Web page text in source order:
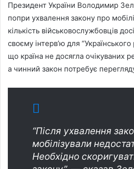
Президент України Володимир
попри ухвалення закону про
кількість військовослужбовців
своєму інтерв’ю для “Українського
що країна не досягла очікуваних
а чинний закон потребує
“Після ухвалення
мобілізували
Необхідно